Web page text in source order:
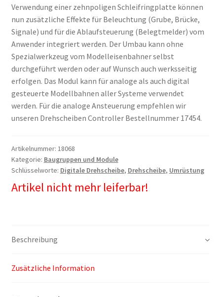
Verwendung einer zehnpoligen Schleifringplatte können
nun zusätzliche Effekte für Beleuchtung (Grube, Brücke,
Signale) und für die Ablaufsteuerung (Belegtmelder) vom
Anwender integriert werden. Der Umbau kann ohne
Spezialwerkzeug vom Modelleisenbahner selbst
durchgeführt werden oder auf Wunsch auch werksseitig
erfolgen. Das Modul kann für analoge als auch digital
gesteuerte Modellbahnen aller Systeme verwendet
werden. Für die analoge Ansteuerung empfehlen wir
unseren Drehscheiben Controller Bestellnummer 17454.
Artikelnummer: 18068
Kategorie: Baugruppen und Module
Schlüsselworte: Digitale Drehscheibe, Drehscheibe, Umrüstung
Artikel nicht mehr leiferbar!
Beschreibung
Zusätzliche Information